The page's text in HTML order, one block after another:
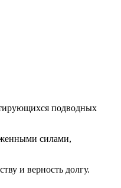
подводных
силами,
и верность долгу.